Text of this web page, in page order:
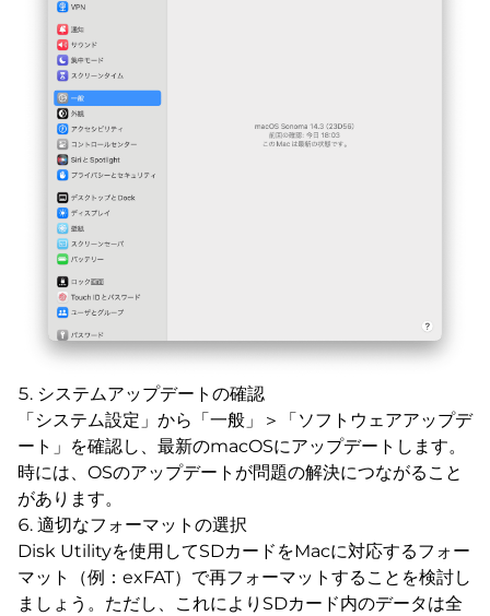
システムアップデートの確認
「システム設定」から「一般」＞「ソフトウェアアップデ
ート」を確認し、最新のmacOSにアップデートします。
時には、OSのアップデートが問題の解決につながること
があります。
適切なフォーマットの選択
Disk Utilityを使用してSDカードをMacに対応するフォー
マット（例：exFAT）で再フォーマットすることを検討し
ましょう。ただし、これによりSDカード内のデータは全